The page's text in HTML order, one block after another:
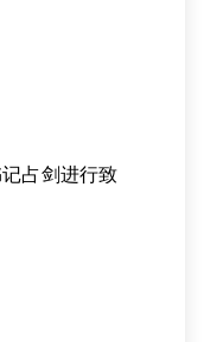
占剑进行致